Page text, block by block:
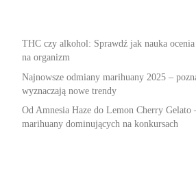
THC czy alkohol: Sprawdź jak nauka
na organizm
Najnowsze odmiany marihuany 2025 –
wyznaczają nowe trendy
Od Amnesia Haze do Lemon Cherry Gelato
marihuany dominujących na konkursach